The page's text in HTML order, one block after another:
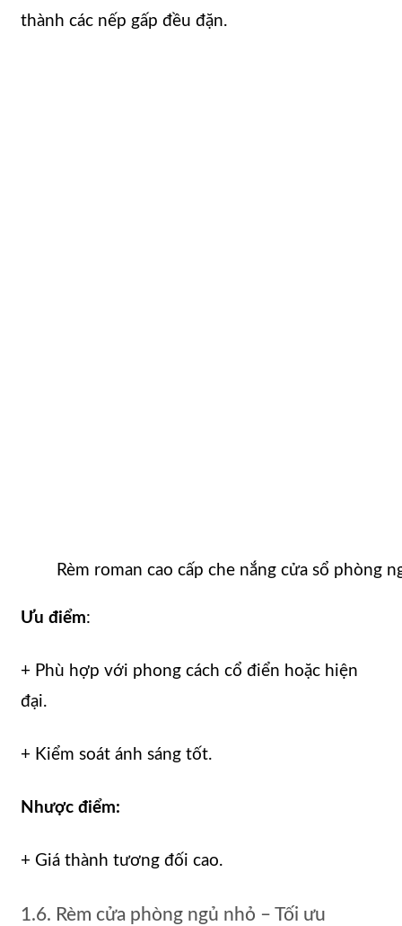
thành các nếp gấp đều đặn.
Rèm roman cao cấp che nắng cửa sổ phòng
Ưu điểm:
+ Phù hợp với phong cách cổ điển hoặc hiện
đại.
+ Kiểm soát ánh sáng tốt.
Nhược điểm:
+ Giá thành tương đối cao.
1.6. Rèm cửa phòng ngủ nhỏ – Tối ưu